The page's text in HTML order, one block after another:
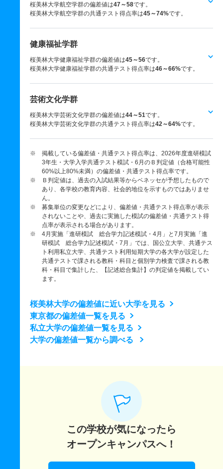
桜美林大学航空学群の偏差値は47～58です。
桜美林大学航空学群の共通テスト得点率は45～74%です。
健康福祉学群
桜美林大学健康福祉学群の偏差値は45～56です。
桜美林大学健康福祉学群の共通テスト得点率は46～66%です。
芸術文化学群
桜美林大学芸術文化学群の偏差値は44～51です。
桜美林大学芸術文化学群の共通テスト得点率は42～64%です。
※ 掲載している偏差値・共通テスト得点率は、2026年度進研模試
3年生・大学入学共通テスト模試・6月のＢ判定値（合格可能性
60%以上80%未満）の偏差値・共通テスト得点率です。
※ Ｂ判定値は、過去の入試結果等からベネッセが予想したもので
あり、各学校の教育内容、社会的地位を示すものではありませ
ん。
※ 募集単位の変更などにより、偏差値・共通テスト得点率が表示
されないことや、過去に実施した模試の偏差値・共通テスト得
点率が表示される場合があります。
※ 4月実施「進研模試 総合学力記述模試・4月」と7月実施「進
研模試 総合学力記述模試・7月」では、国公立大学、共通テス
ト利用私立大学、共通テスト利用短期大学の各大学が設定した
共通テストで課される教科・科目と個別学力検査で課される教
科・科目で集計した、【記述総合集計】の判定値を掲載してい
ます。
桜美林大学の偏差値に近い大学を見る
東京都の偏差値一覧を見る
私立大学の偏差値一覧を見る
大学の偏差値一覧から調べる
この学校が気になったら
オープンキャンパスへ！